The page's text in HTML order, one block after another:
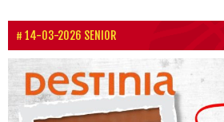
14-03-2026 SENIOR